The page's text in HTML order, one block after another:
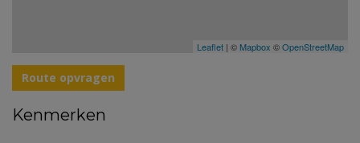
Leaflet | © Mapbox ©OpenStreetMap
Route opvragen
Kenmerken